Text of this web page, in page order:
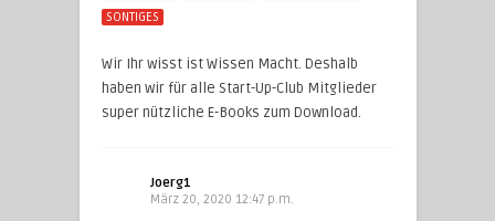
SONTIGES
Wir Ihr wisst ist Wissen Macht. Deshalb
haben wir für alle Start-Up-Club Mitglieder
super nützliche E-Books zum Download.
Joerg1
März 20, 2020 12:47 p.m.